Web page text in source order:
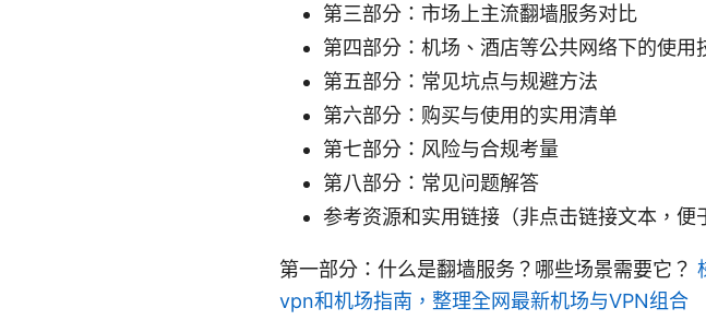
第三部分：市场上主流翻墙服务对比
第四部分：机场、酒店等公共网络下的使用
第五部分：常见坑点与规避方法
第六部分：购买与使用的实用清单
第七部分：风险与合规考量
第八部分：常见问题解答
参考资源和实用链接（非点击链接文本，便
第一部分：什么是翻墙服务？哪些场景需要它？
vpn和机场指南，整理全网最新机场与VPN组合